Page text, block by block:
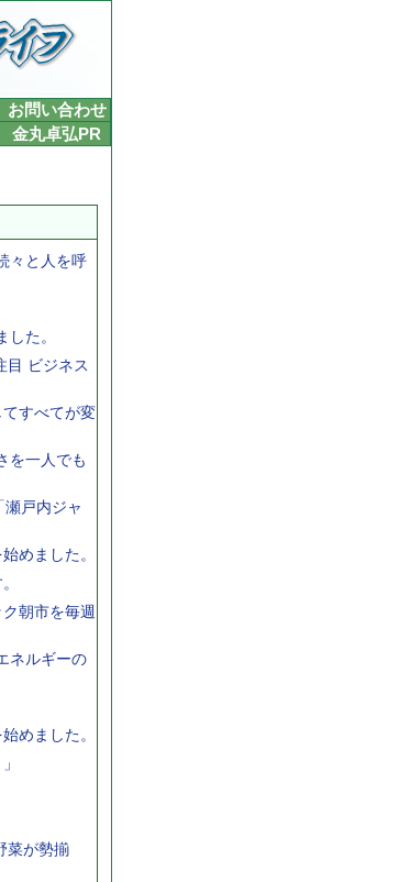
お問い合わせ
金丸卓弘PR
々と人を呼
た。
目 ビジネス
すべてが変
を一人でも
瀬戸内ジャ
めました。
朝市を毎週
ネルギーの
めました。
菜が勢揃